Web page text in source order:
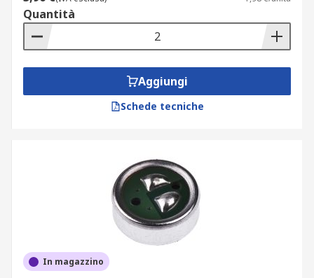
Quantità
Aggiungi
Schede tecniche
In magazzino